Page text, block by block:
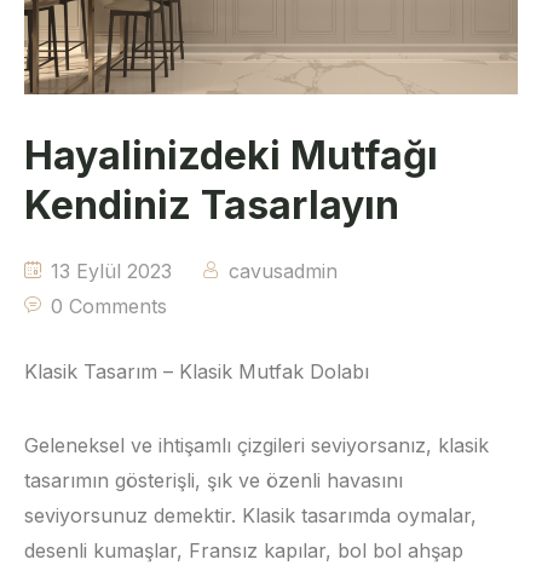
Hayalinizdeki Mutfağı
Kendiniz Tasarlayın
13 Eylül 2023
cavusadmin
0 Comments
Klasik Tasarım – Klasik Mutfak Dolabı
Geleneksel ve ihtişamlı çizgileri seviyorsanız, klasik
tasarımın gösterişli, şık ve özenli havasını
seviyorsunuz demektir. Klasik tasarımda oymalar,
desenli kumaşlar, Fransız kapılar, bol bol ahşap